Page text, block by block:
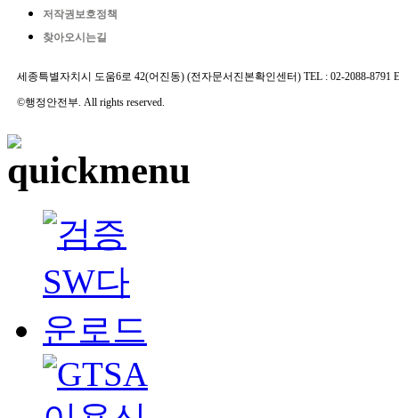
저작권보호정책
찾아오시는길
세종특별자치시 도움6로 42(어진동) (전자문서진본확인센터) TEL : 02-2088-8791
©행정안전부. All rights reserved.